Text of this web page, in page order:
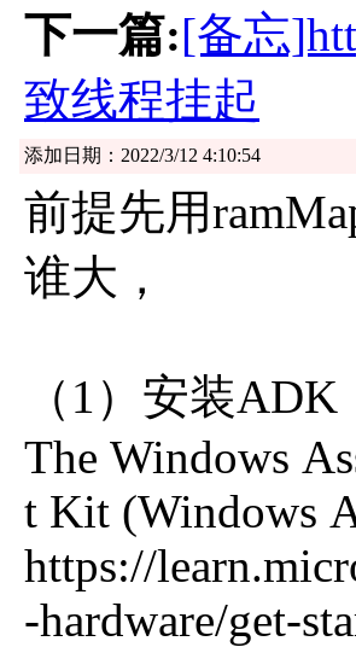
下一篇:[备忘
致线程挂起
添加日期：2022/3/12 4:10:54
前提先用
谁大，
（1）安装ADK
The Windows
t Kit (Windows
https://
-hardware/get-